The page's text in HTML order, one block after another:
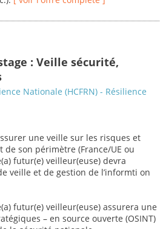
: Veille sécurité,
Nationale (HCFRN) - Résilience
une veille sur les risques et
de son périmètre (France/UE ou
futur(e) veilleur(euse) devra
veille et de gestion de l’informti on
futur(e) veilleur(euse) assurera une
– en source ouverte (OSINT)